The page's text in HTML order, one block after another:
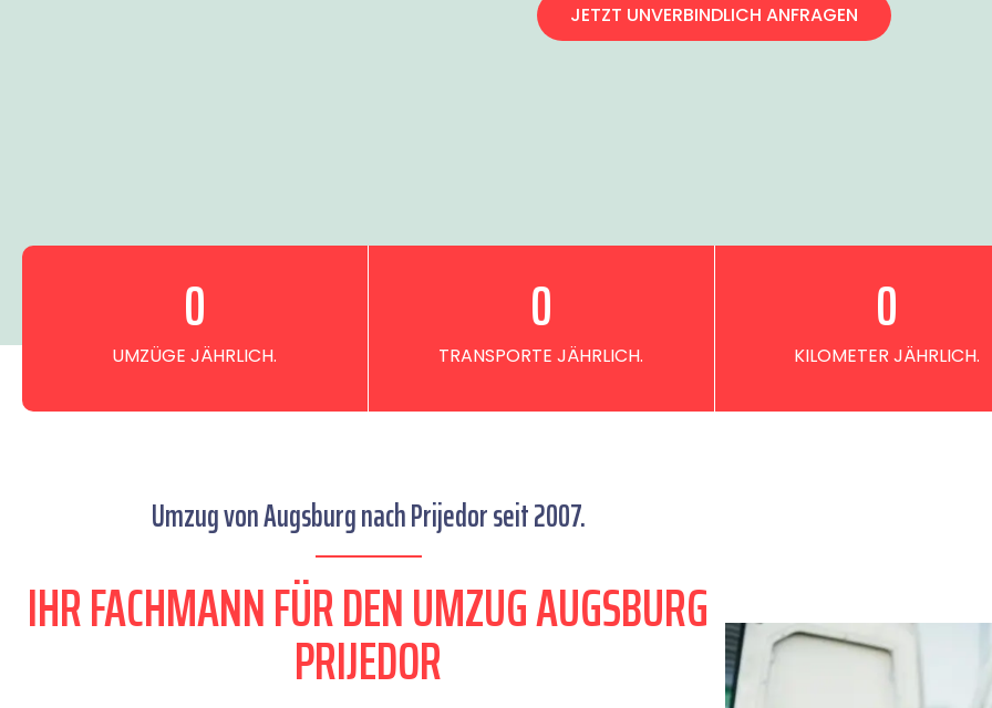
JETZT UNVERBINDLICH ANFRAGEN
UMZÜGE JÄHRLICH.
0
TRANSPORTE JÄHRLICH.
0
KILOMETER JÄHRLICH.
0
Umzug von Augsburg nach Prijedor seit 2007.
IHR FACHMANN FÜR DEN UMZUG AUGSBURG
PRIJEDOR